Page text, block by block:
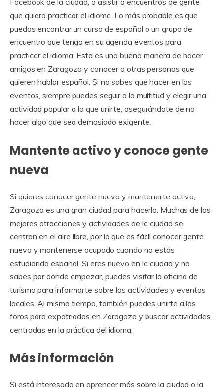
que quiera practicar el idioma. Lo más probable es que
puedas encontrar un curso de español o un grupo de
encuentro que tenga en su agenda eventos para
practicar el idioma. Esta es una buena manera de hacer
amigos en Zaragoza y conocer a otras personas que
quieren hablar español. Si no sabes qué hacer en los
eventos, siempre puedes seguir a la multitud y elegir una
actividad popular a la que unirte, asegurándote de no
hacer algo que sea demasiado exigente.
Mantente activo y conoce gente
nueva
Si quieres conocer gente nueva y mantenerte activo,
Zaragoza es una gran ciudad para hacerlo. Muchas de las
mejores atracciones y actividades de la ciudad se
centran en el aire libre, por lo que es fácil conocer gente
nueva y mantenerse ocupado cuando no estás
estudiando español. Si eres nuevo en la ciudad y no
sabes por dónde empezar, puedes visitar la oficina de
turismo para informarte sobre las actividades y eventos
locales. Al mismo tiempo, también puedes unirte a los
foros para expatriados en Zaragoza y buscar actividades
centradas en la práctica del idioma.
Más información
Si está interesado en aprender más sobre la ciudad o la